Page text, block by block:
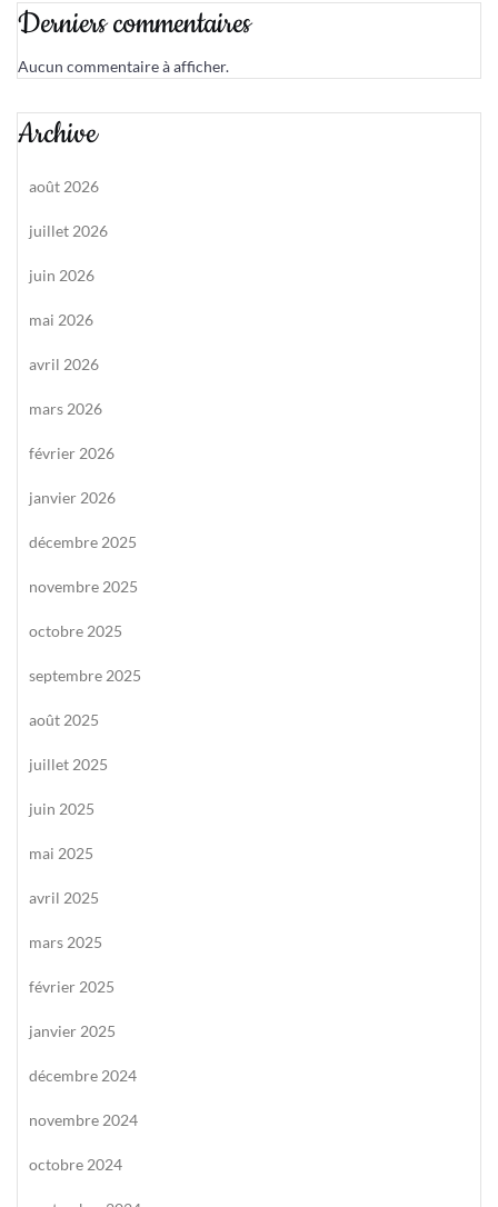
Derniers commentaires
Aucun commentaire à afficher.
Archive
août 2026
juillet 2026
juin 2026
mai 2026
avril 2026
mars 2026
février 2026
janvier 2026
décembre 2025
novembre 2025
octobre 2025
septembre 2025
août 2025
juillet 2025
juin 2025
mai 2025
avril 2025
mars 2025
février 2025
janvier 2025
décembre 2024
novembre 2024
octobre 2024